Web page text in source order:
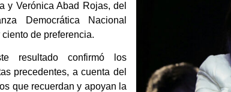
y Verónica Abad Rojas, del
Democrática Nacional
de preferencia.
resultado confirmó los
precedentes, a cuenta del
que recuerdan y apoyan la